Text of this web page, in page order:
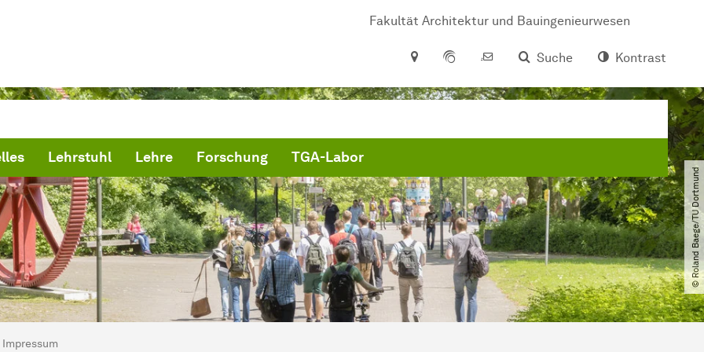
Fakultät Architektur und Bauingenieurwesen
Suche
Kontrast
Lehrstuhl Lehre Forschung TGA-Labor
© Roland Baege​/​TU Dortmund
hier:
Impressum